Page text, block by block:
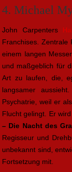
4. Michael
John Carpenters
Franchises. Zentrale
einem langen
und maßgeblich für
Art zu laufen, die,
langsamer
Psychatrie, weil er
Flucht gelingt. Er
– Die Nacht des
Regisseur und
unbekannt sind,
Fortsetzung mit.